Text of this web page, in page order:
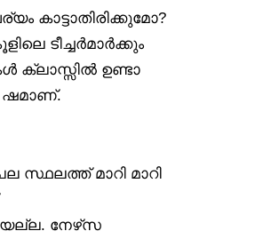
കാട്ടാതിരിക്കുമോ?
ടീച്ചർമാർക്കും
ക്ലാസ്സിൽ ഉണ്ടാ
സ്ഥലത്ത് മാറി മാറി
നേഴ്‌സ